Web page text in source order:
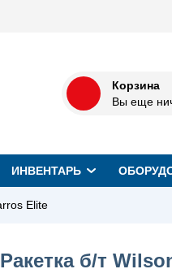
Корзина
Вы еще
ИНВЕНТАРЬ
Elite
Ракетка б/т